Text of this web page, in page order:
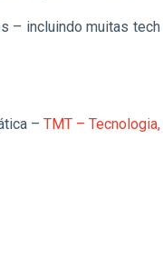
– incluindo muitas
– TMT –